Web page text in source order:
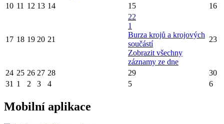
10 11 12 13 14 15 16
17 18 19 20 21
22
1
Burza krojů a krojových
součástí
Zobrazit všechny
záznamy ze dne
23
24 25 26 27 28 29
30
31 1 2 3 4 5 6
Mobilní aplikace